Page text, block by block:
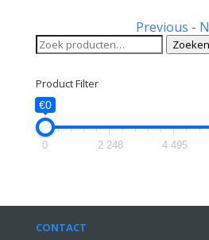
Previous -
Zoeken
naar:
Zoeken
Product Filter
€0
0 2 248 4 495
CONTACT